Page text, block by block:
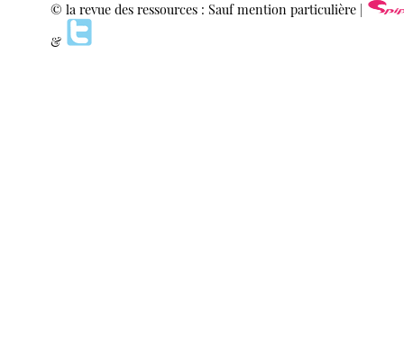
© la revue des ressources : Sauf mention particulière |
&